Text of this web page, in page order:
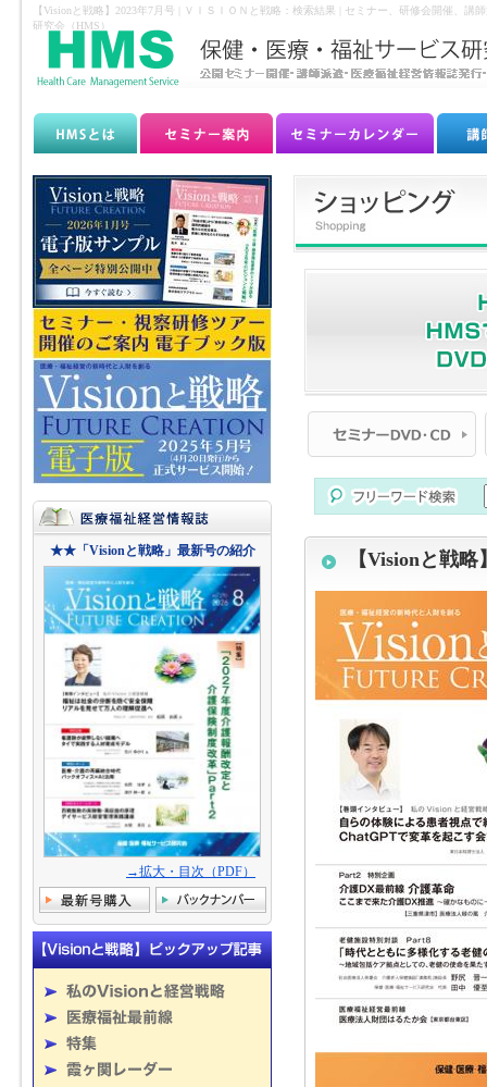
【Visionと戦略】2023年7月号 | ＶＩＳＩＯＮと戦略：検索結果 | セミナー、研修会開催、
研究会（HMS）
★★「Visionと戦略」最新号の紹介
→拡大・目次（PDF）
【Visionと戦